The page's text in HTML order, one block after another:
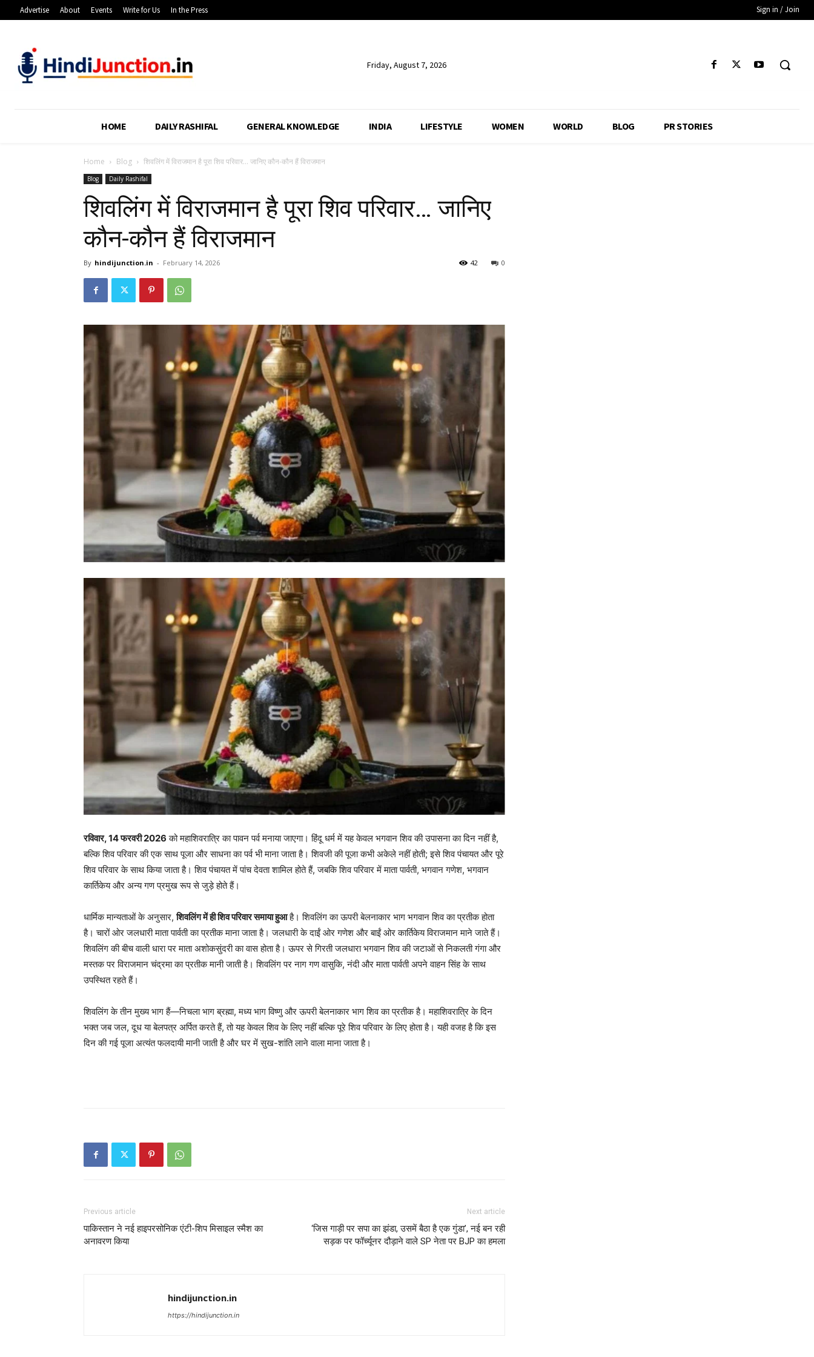
Advertise About Events Write for Us In the Press Sign in / Join
Friday, August 7, 2026
HOME DAILY RASHIFAL GENERAL KNOWLEDGE INDIA LIFESTYLE WOMEN WORLD BLOG PR STORIES
Home Blog शिवलिंग में विराजमान है पूरा शिव परिवार… जानिए कौन-कौन हैं विराजमान
Blog Daily Rashifal
शिवलिंग में विराजमान है पूरा शिव परिवार… जानिए
कौन-कौन हैं विराजमान
By hindijunction.in - February 14, 2026 0
42
रविवार, 14 फरवरी 2026 को महाशिवरात्रि का पावन पर्व मनाया जाएगा। हिंदू धर्म में यह केवल भगवान शिव की उपासना का दिन नहीं है,
बल्कि शिव परिवार की एक साथ पूजा और साधना का पर्व भी माना जाता है। शिवजी की पूजा कभी अकेले नहीं होती; इसे शिव पंचायत और पूरे
शिव परिवार के साथ किया जाता है। शिव पंचायत में पांच देवता शामिल होते हैं, जबकि शिव परिवार में माता पार्वती, भगवान गणेश, भगवान
कार्तिकेय और अन्य गण प्रमुख रूप से जुड़े होते हैं।
धार्मिक मान्यताओं के अनुसार,शिवलिंग में ही शिव परिवार समाया हुआहै। शिवलिंग का ऊपरी बेलनाकार भाग भगवान शिव का प्रतीक होता
है। चारों ओर जलधारी माता पार्वती का प्रतीक माना जाता है। जलधारी के दाईं ओर गणेश और बाईं ओर कार्तिकेय विराजमान माने जाते हैं।
शिवलिंग की बीच वाली धारा पर माता अशोकसुंदरी का वास होता है। ऊपर से गिरती जलधारा भगवान शिव की जटाओं से निकलती गंगा और
मस्तक पर विराजमान चंद्रमा का प्रतीक मानी जाती है। शिवलिंग पर नाग गण वासुकि, नंदी और माता पार्वती अपने वाहन सिंह के साथ
उपस्थित रहते हैं।
शिवलिंग के तीन मुख्य भाग हैं—निचला भाग ब्रह्मा, मध्य भाग विष्णु और ऊपरी बेलनाकार भाग शिव का प्रतीक है। महाशिवरात्रि के दिन
भक्त जब जल, दूध या बेलपत्र अर्पित करते हैं, तो यह केवल शिव के लिए नहीं बल्कि पूरे शिव परिवार के लिए होता है। यही वजह है कि इस
दिन की गई पूजा अत्यंत फलदायी मानी जाती है और घर में सुख-शांति लाने वाला माना जाता है।
Previous article
पाकिस्तान ने नई हाइपरसोनिक एंटी-शिप मिसाइल स्मैश का
अनावरण किया
Next article
‘जिस गाड़ी पर सपा का झंडा, उसमें बैठा है एक गुंडा’, नई बन रही
सड़क पर फॉर्च्यूनर दौड़ाने वाले SP नेता पर BJP का हमला
hindijunction.in
https://hindijunction.in